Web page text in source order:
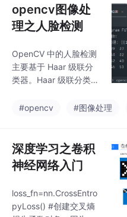
8像素，并且已经做了
居中处理，这在一定程
度上减少了预处理的工
训练和运行速度。nn.C
onv2d(stride=1,paddin
g=2),nn.ReLU(),nn.Re
U()
opencv图像处
理之人脸检测
OpenCV 中的人脸检测
主要基于 Haar 级联分
类器。Haar 级联分类器
目标检测方法，它使用
来快速排除非目标区
域。Haar 特征：Haar
特征是一种简单的矩形
中不同区域的像素值差
异来描述图像的局部特
#opencv #图像处理
深度学习之卷积
神经网络入门
loss_fn=nn.CrossEntro
pyLoss() #创建交叉熵